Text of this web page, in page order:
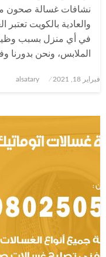
نشافات غسالة صحون
والعادية بالكويت تعتبر
في أي منزل بسبب
الملابس، ونحن بدورنا
نُشر
فبراير 18, 2021 alsatary